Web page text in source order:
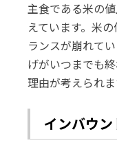
主食である米の
えています。米
ランスが崩れて
げがいつまでも
理由が考えられま
インバウ